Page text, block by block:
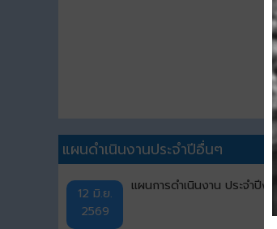
แผนดำเนินงานประจำปีอื่นๆ
12 มิ.ย.
2569
แผนการดำเนินงาน ประจำ